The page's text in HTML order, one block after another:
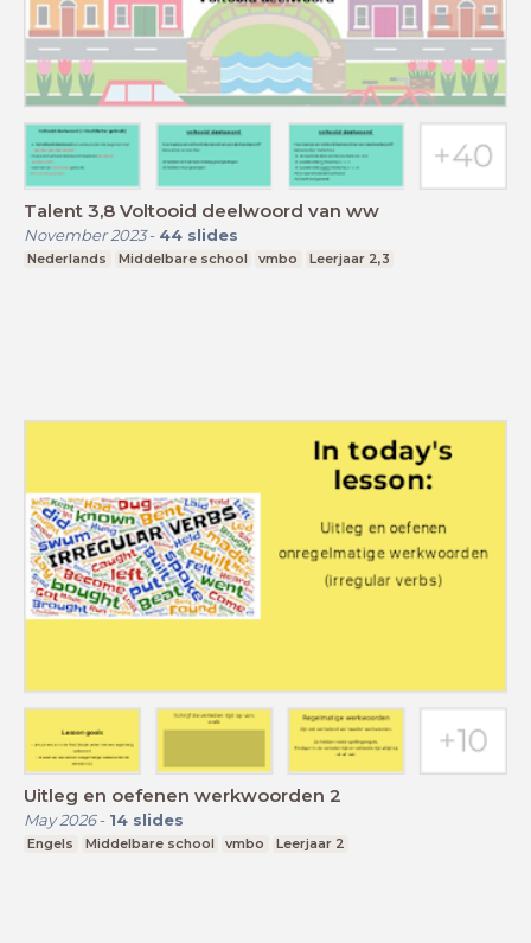
Talent 3,8 Voltooid deelwoord van ww
November 2023- 44 slides
Nederlands Middelbare school vmbo Leerjaar 2,3
Uitleg en oefenen werkwoorden 2
May 2026- 14 slides
Engels Middelbare school vmbo Leerjaar 2